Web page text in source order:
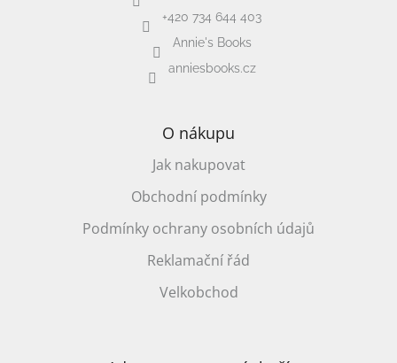
+420 734 644 403
Annie's Books
anniesbooks.cz
O nákupu
Jak nakupovat
Obchodní podmínky
Podmínky ochrany osobních údajů
Reklamační řád
Velkobchod